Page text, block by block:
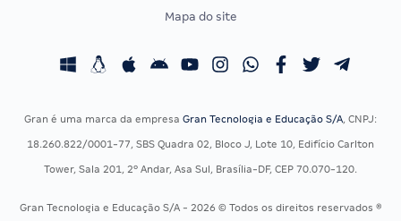
Concursos Fiscais
Concursos Saúde
Residência Multiprofissional
Calendário OAB
Mapa do site
Gran é uma marca da empresa Gran Tecnologia e Educação S/A, CNPJ:
18.260.822/0001-77, SBS Quadra 02, Bloco J, Lote 10, Edifício Carlton
Tower, Sala 201, 2º Andar, Asa Sul, Brasília-DF, CEP 70.070-120.
Gran Tecnologia e Educação S/A - 2026 © Todos os direitos reservados ®